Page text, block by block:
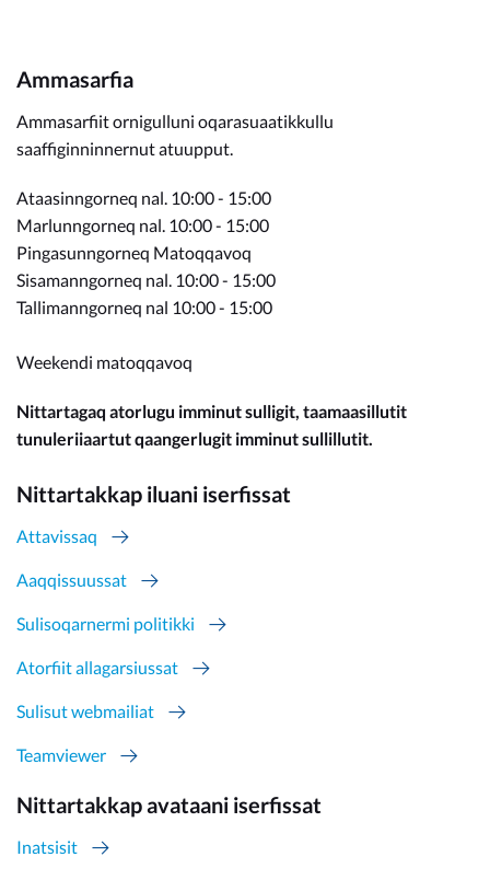
Ammasarfia
Ammasarfiit ornigulluni oqarasuaatikkullu
saaffiginninnernut atuupput.
Ataasinngorneq nal. 10:00 - 15:00
Marlunngorneq nal. 10:00 - 15:00
Pingasunngorneq Matoqqavoq
Sisamanngorneq nal. 10:00 - 15:00
Tallimanngorneq nal 10:00 - 15:00
Weekendi matoqqavoq
Nittartagaq atorlugu imminut sulligit, taamaasillutit
tunuleriiaartut qaangerlugit imminut sullillutit.
Nittartakkap iluani iserfissat
Attavissaq
Aaqqissuussat
Sulisoqarnermi politikki
Atorfiit allagarsiussat
Sulisut webmailiat
Teamviewer
Nittartakkap avataani iserfissat
Inatsisit